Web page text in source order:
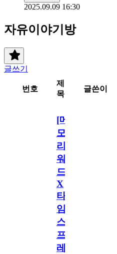
2025.09.09 16:30
자유이야기방
글쓰기
번호
제
목
글쓴이
[메
모
리
워
드
X
타
임
스
프
레